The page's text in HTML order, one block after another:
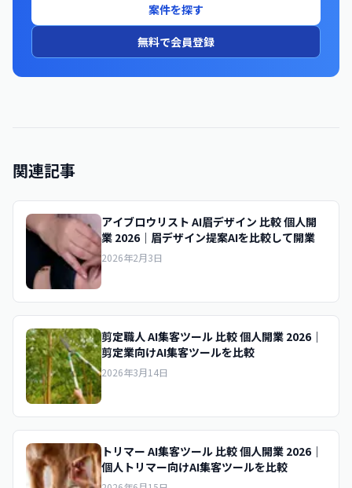
案件を探す
無料で会員登録
関連記事
アイブロウリスト AI眉デザイン 比較 個人開
業 2026｜眉デザイン提案AIを比較して開業
2026年2月3日
剪定職人 AI集客ツール 比較 個人開業 2026｜
剪定業向けAI集客ツールを比較
2026年3月14日
トリマー AI集客ツール 比較 個人開業 2026｜
個人トリマー向けAI集客ツールを比較